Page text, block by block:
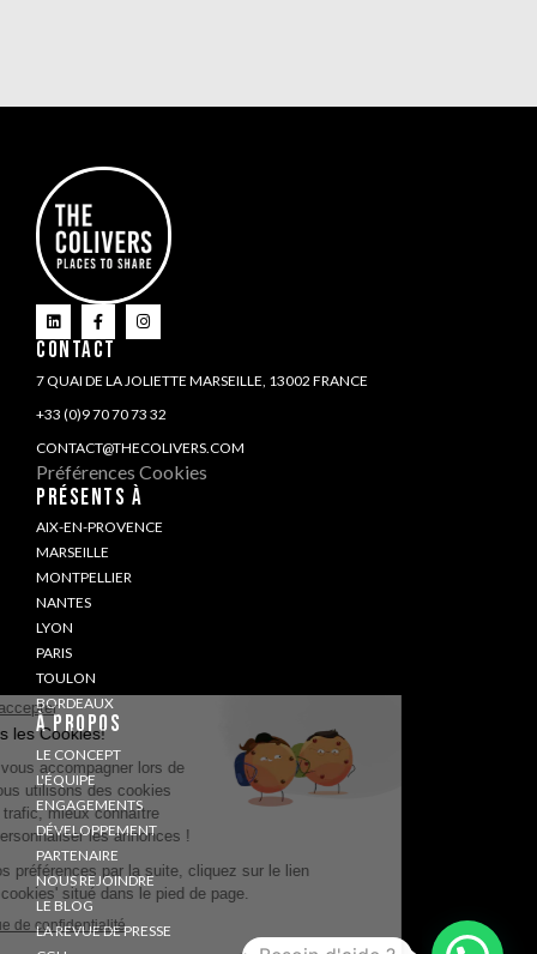
CONTACT
7 QUAI DE LA JOLIETTE MARSEILLE, 13002 FRANCE
+33 (0)9 70 70 73 32
CONTACT@THECOLIVERS.COM
Préférences Cookies
PRÉSENTS À
AIX-EN-PROVENCE
MARSEILLE
MONTPELLIER
NANTES
LYON
PARIS
TOULON
BORDEAUX
À PROPOS
LE CONCEPT
L'ÉQUIPE
ENGAGEMENTS
DÉVELOPPEMENT
PARTENAIRE
NOUS REJOINDRE
LE BLOG
LA REVUE DE PRESSE